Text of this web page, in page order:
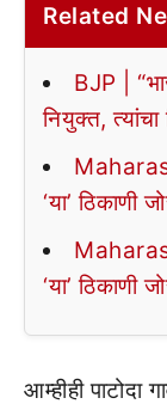
Related
BJP |
नियुक्त,
‘या’ ठिकाणी
‘या’ ठिकाणी
आम्हीही